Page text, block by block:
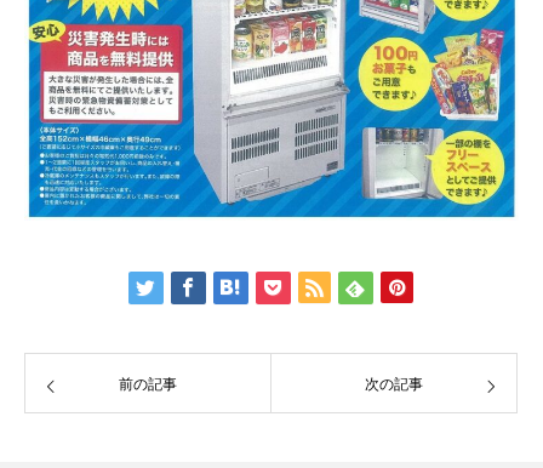
前の記事 次の記事